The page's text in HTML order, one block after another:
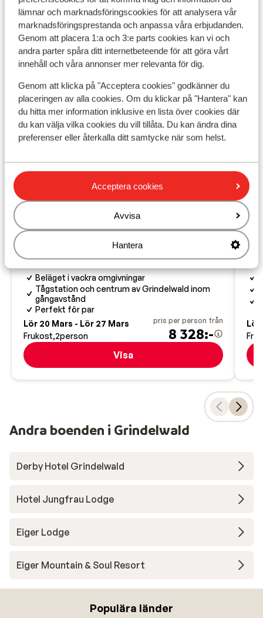
lämnar och marknadsföringscookies för att analysera vår
marknadsföringsprestanda och anpassa våra erbjudanden.
Genom att placera 1:a och 3:e parts cookies kan vi och
andra parter spåra ditt internetbeteende för att göra vårt
innehåll och våra annonser mer relevanta för dig.
Genom att klicka på "Acceptera cookies" godkänner du
placeringen av alla cookies. Om du klickar på "Hantera" kan
du hitta mer information inklusive en lista över cookies där
du kan välja vilka cookies du vill tillåta. Du kan ändra dina
preferenser eller återkalla ditt samtycke när som helst.
Acceptera cookies
Avvisa
Hantera
Populära boenden
8.6 Fantastisk
Hotel Jungfrau Lodge
Grindelwald Jungfrau Region Schweiz
Beläget i vackra omgivningar
Tågstation och centrum av Grindelwald inom
gångavstånd
Perfekt för par
Lör 20 Mars - Lör 27 Mars
Frukost 2person
pris per person från
8 328:-
Visa
Lör
Andra boenden i Grindelwald
Derby Hotel Grindelwald
Hotel Jungfrau Lodge
Eiger Lodge
Eiger Mountain & Soul Resort
Populära länder